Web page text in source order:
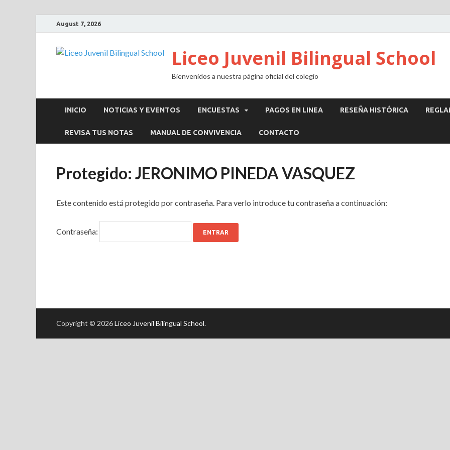
August 7, 2026
Liceo Juvenil Bilingual School
Bienvenidos a nuestra página oficial del colegio
INICIO NOTICIAS Y EVENTOS ENCUESTAS PAGOS EN LINEA RESEÑA HISTÓRICA
REVISA TUS NOTAS MANUAL DE CONVIVENCIA CONTACTO
Protegido: JERONIMO PINEDA VASQUEZ
Este contenido está protegido por contraseña. Para verlo introduce tu contraseña a continuación:
Contraseña:
Copyright © 2026Liceo Juvenil Bilingual School.